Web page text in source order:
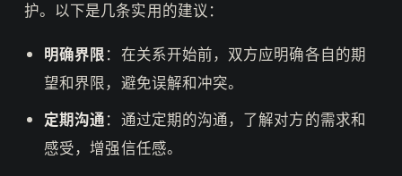
护。以下是几条实用的建议：
明确界限：在关系开始前，双方应明确各自的期
望和界限，避免误解和冲突。
定期沟通：通过定期的沟通，了解对方的需求和
感受，增强信任感。